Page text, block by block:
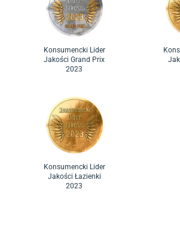
Konsumencki Lider
Jakości Grand Prix
2023
Konsumencki Lider
Jakości Łazienki
2023